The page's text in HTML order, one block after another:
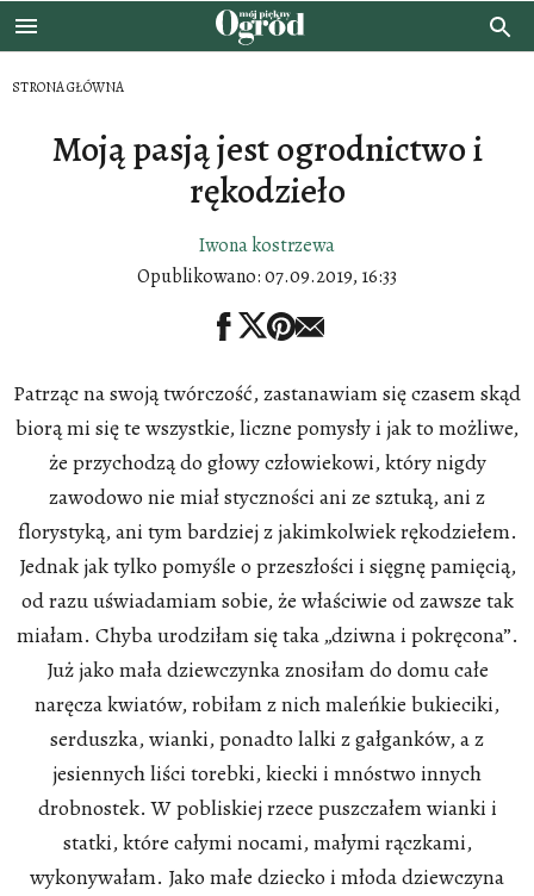
STRONA GŁÓWNA
Moją pasją jest ogrodnictwo i
rękodzieło
Iwona kostrzewa
Opublikowano:07.09.2019, 16:33
Patrząc na swoją twórczość, zastanawiam się czasem skąd
biorą mi się te wszystkie, liczne pomysły i jak to możliwe,
że przychodzą do głowy człowiekowi, który nigdy
zawodowo nie miał styczności ani ze sztuką, ani z
florystyką, ani tym bardziej z jakimkolwiek rękodziełem.
Jednak jak tylko pomyśle o przeszłości i sięgnę pamięcią,
od razu uświadamiam sobie, że właściwie od zawsze tak
miałam. Chyba urodziłam się taka „dziwna i pokręcona”.
Już jako mała dziewczynka znosiłam do domu całe
naręcza kwiatów, robiłam z nich maleńkie bukieciki,
serduszka, wianki, ponadto lalki z gałganków, a z
jesiennych liści torebki, kiecki i mnóstwo innych
drobnostek. W pobliskiej rzece puszczałem wianki i
statki, które całymi nocami, małymi rączkami,
wykonywałam. Jako małe dziecko i młoda dziewczyna